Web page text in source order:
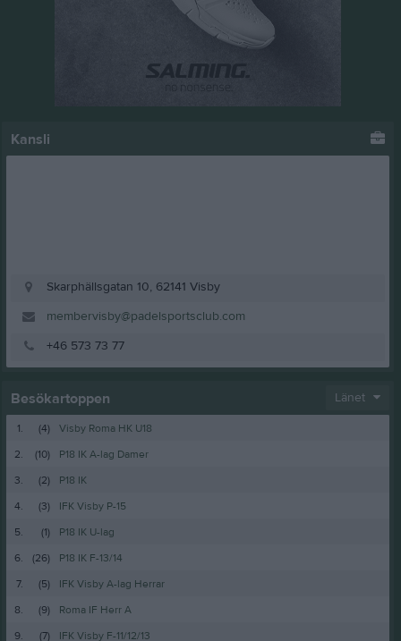
Kansli
Skarphällsgatan 10, 62141 Visby
membervisby@padelsportsclub.com
+46 573 73 77
Besökartoppen Länet
1. (4)
Visby Roma HK U18
2.
(10)
P18 IK A-lag Damer
3.
(2)
P18 IK
4.
(3)
IFK Visby P-15
5.
(1)
P18 IK U-lag
6.
(26)
P18 IK F-13/14
7.
(5)
IFK Visby A-lag Herrar
8.
(9)
Roma IF Herr A
9.
(7) IFK Visby F-11/12/13